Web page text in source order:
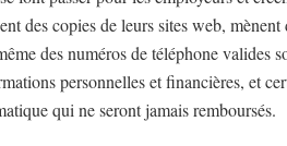
des copies de leurs sites web, mènent
des numéros de téléphone valides
personnelles et financières, et
qui ne seront jamais remboursés.